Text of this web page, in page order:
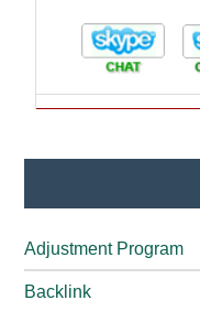
Adjustment Program
Backlink